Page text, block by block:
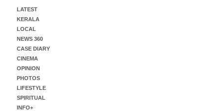
LATEST
KERALA
LOCAL
NEWS 360
CASE DIARY
CINEMA
OPINION
PHOTOS
LIFESTYLE
SPIRITUAL
INFO+